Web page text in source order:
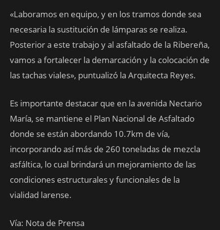
«Laboramos en equipo, y en los tramos donde sea
necesaria la sustitución de lámparas se realiza.
Posterior a este trabajo y al asfaltado de la Ribereña,
vamos a fortalecer la demarcación y la colocación de
las tachas viales», puntualizó la Arquitecta Reyes.
Es importante destacar que en la avenida Nectario
María, se mantiene el Plan Nacional de Asfaltado
donde se están abordando 10.7km de vía,
incorporando así más de 260 toneladas de mezcla
asfáltica, lo cual brindará un mejoramiento de las
condiciones estructurales y funcionales de la
vialidad larense.
Vía: Nota de Prensa